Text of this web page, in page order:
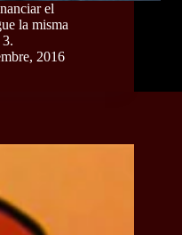
el
la misma
2016